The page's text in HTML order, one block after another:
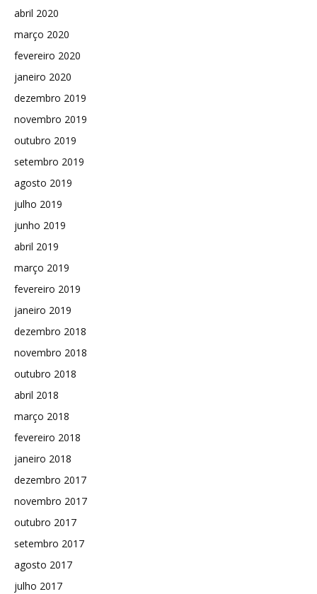
abril 2020
março 2020
fevereiro 2020
janeiro 2020
dezembro 2019
novembro 2019
outubro 2019
setembro 2019
agosto 2019
julho 2019
junho 2019
abril 2019
março 2019
fevereiro 2019
janeiro 2019
dezembro 2018
novembro 2018
outubro 2018
abril 2018
março 2018
fevereiro 2018
janeiro 2018
dezembro 2017
novembro 2017
outubro 2017
setembro 2017
agosto 2017
julho 2017